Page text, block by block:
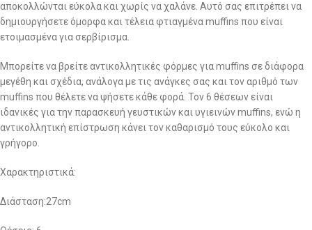
αποκολλώνται εύκολα και χωρίς να χαλάνε. Αυτό σας επιτρέπει να
δημιουργήσετε όμορφα και τέλεια φτιαγμένα muffins που είναι
ετοιμασμένα για σερβίρισμα.
Μπορείτε να βρείτε αντικολλητικές φόρμες για muffins σε διάφορα
μεγέθη και σχέδια, ανάλογα με τις ανάγκες σας και τον αριθμό των
muffins που θέλετε να ψήσετε κάθε φορά. Τον 6 θέσεων είναι
ιδανικές για την παρασκευή γευστικών και υγιεινών muffins, ενώ η
αντικολλητική επίστρωση κάνει τον καθαρισμό τους εύκολο και
γρήγορο.
Χαρακτηριστικά:
Διάσταση:27cm